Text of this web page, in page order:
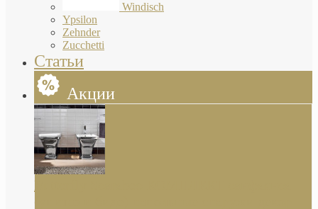
Windisch
Ypsilon
Zehnder
Zucchetti
Статьи
Акции
Butterfly Scarabeo КОМПЛЕКТ санфаянса